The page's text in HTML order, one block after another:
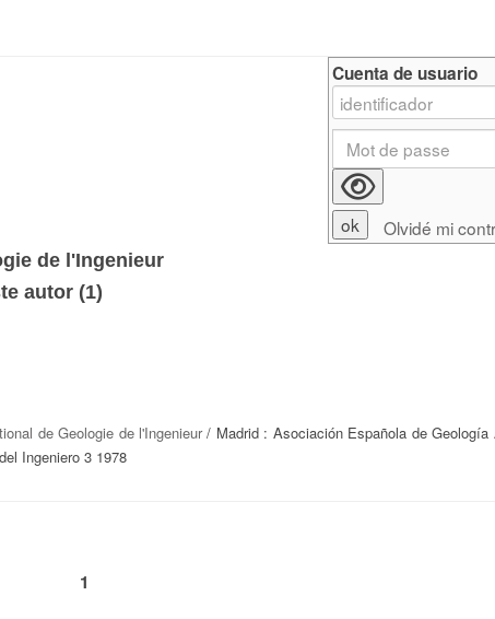
de l'Ingenieur
autor (1)
de Geologie de l'Ingenieur/ Madrid : Asociación Española de Geología
Ingeniero 3 1978
1
Cuenta de usuario
Olvidé mi